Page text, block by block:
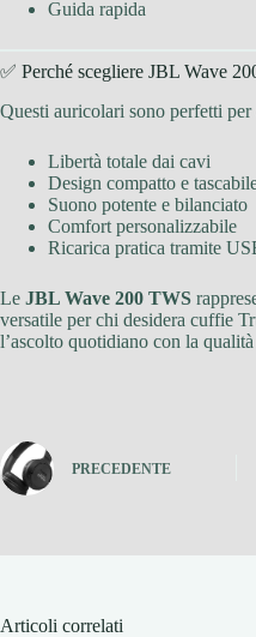
Guida rapida
✅ Perché scegliere JBL Wave
Questi auricolari sono perfetti per
Libertà totale dai cavi
Design compatto e
Suono potente e bilanciato
Comfort personalizzabile
Ricarica pratica tramite
Le JBL Wave 200 TWS
versatile per chi desidera cuffie
l’ascolto quotidiano con la
PRECEDENTE
Articoli correlati